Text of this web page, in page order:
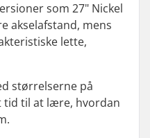
som 27" Nickel
akselafstand, mens
lette,
størrelserne på
tid til at lære, hvordan